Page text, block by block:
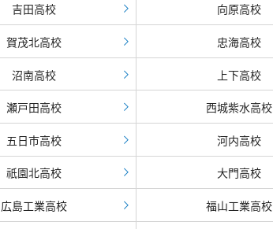
吉田高校 向原高校
賀茂北高校 忠海高校
沼南高校 上下高校
瀬戸田高校 西城紫水高校
五日市高校 河内高校
祇園北高校 大門高校
広島工業高校 福山工業高校